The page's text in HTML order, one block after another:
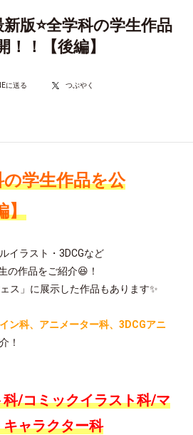
新版⭐全学科の学生作品
！！【後編】
に送る つぶやく
の学生作品を公
】
イラスト・3DCGなど
の作品をご紹介😆！
ス」に展示した作品もあります✨
ン科、アニメーター科、3DCGアニ
！
/コミックイラスト科/マ
ャラクター科